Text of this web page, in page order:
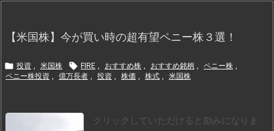
【米国株】今が買い時の超有望ペニー株３選！
 投資 , 米国株  FIRE , おすすめ株 , おすすめ銘柄 , ペニー株 ,
ペニー株投資 , 億万長者 , 投資 , 株価 , 株式 , 米国株
クリックしていただけると励みになりま